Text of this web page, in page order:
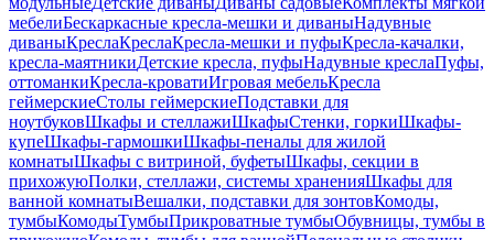
мебелиБескаркасные кресла-мешки и диваныНадувные
диваныКреслаКреслаКресла-мешки и пуфыКресла-качалки,
кресла-маятникиДетские кресла, пуфыНадувные креслаПуфы,
оттоманкиКресла-кроватиИгровая мебельКресла
геймерскиеСтолы геймерскиеПодставки для
ноутбуковШкафы и стеллажиШкафыСтенки, горкиШкафы-
купеШкафы-гармошкиШкафы-пеналы для жилой
комнатыШкафы с витриной, буфетыШкафы, секции в
прихожуюПолки, стеллажи, системы храненияШкафы для
ванной комнатыВешалки, подставки для зонтовКомоды,
тумбыКомодыТумбыПрикроватные тумбыОбувницы, тумбы в